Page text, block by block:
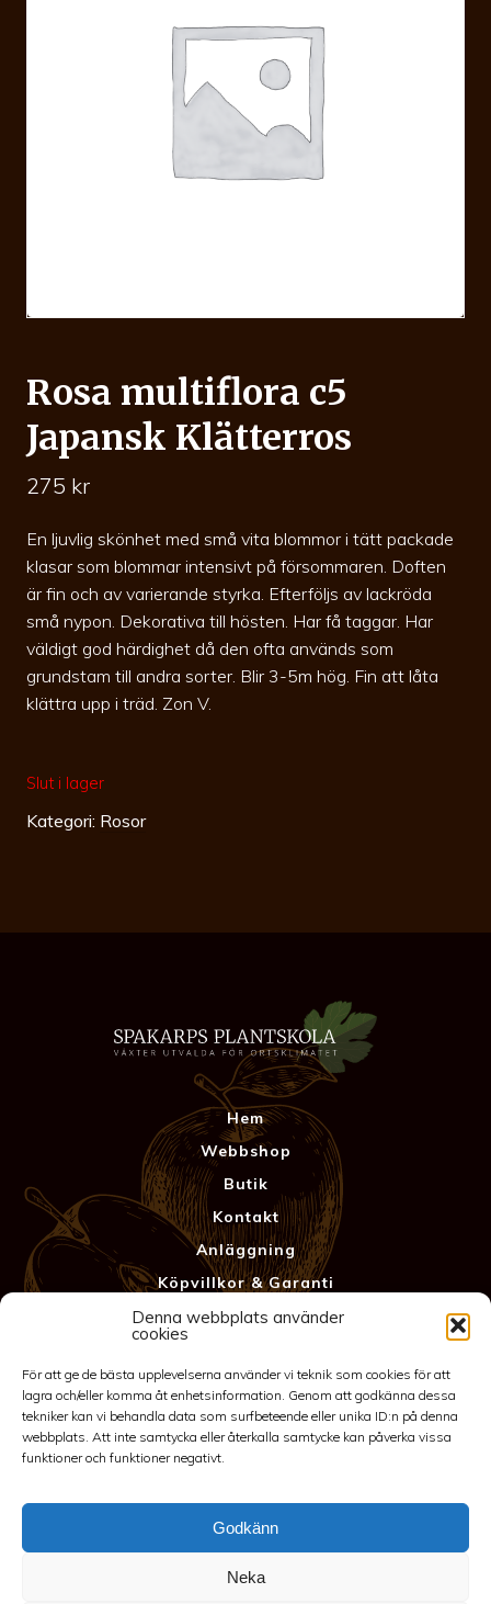
Denna webbplats använder
cookies
För att ge de bästa upplevelserna använder vi teknik som cookies för att
lagra och/eller komma åt enhetsinformation. Genom att godkänna dessa
tekniker kan vi behandla data som surfbeteende eller unika ID:n på denna
webbplats. Att inte samtycka eller återkalla samtycke kan påverka vissa
funktioner och funktioner negativt.
Godkänn
Neka
Rosa multiflora c5
Japansk Klätterros
275 kr
En ljuvlig skönhet med små vita blommor i tätt packade
klasar som blommar intensivt på försommaren. Doften
är fin och av varierande styrka. Efterföljs av lackröda
små nypon. Dekorativa till hösten. Har få taggar. Har
väldigt god härdighet då den ofta används som
grundstam till andra sorter. Blir 3-5m hög. Fin att låta
klättra upp i träd. Zon V.
Slut i lager
Kategori: Rosor
Hem
Webbshop
Butik
Kontakt
Anläggning
Köpvillkor & Garanti
Integritetspolicy
spakarp@outlook.com